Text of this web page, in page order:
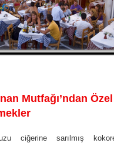
Mutfağı’ndan Özel
ciğerine sarılmış